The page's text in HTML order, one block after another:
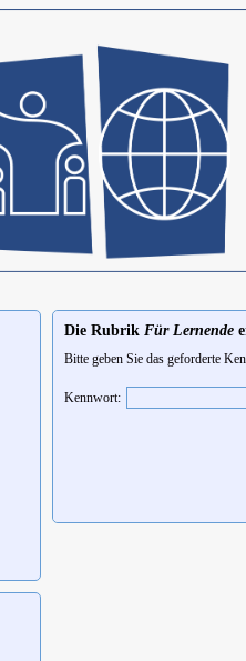
Die Rubrik Für Lernende
Bitte geben Sie das geforderte
Kennwort: